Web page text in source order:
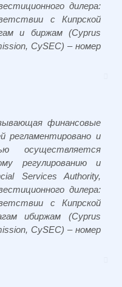
дилера:
с Кипрской
и биржам (Cyprus
CySEC) – номер
финансовые
регламентировано и
осуществляется
регулированию и
Services Authority,
дилера:
с Кипрской
ибиржам (Cyprus
CySEC) – номер